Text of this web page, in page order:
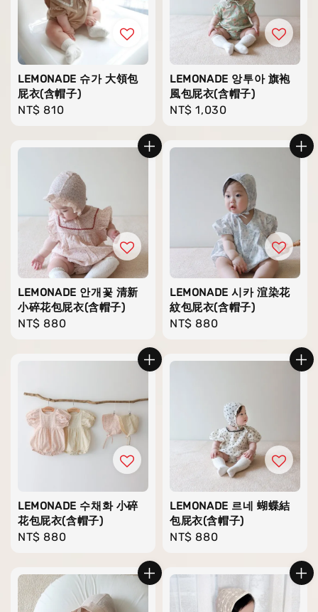
LEMONADE 슈가 大領包
屁衣(含帽子)
Regular
NT$ 810
LEMONADE 앙투아 旗袍
風包屁衣(含帽子)
Regular
NT$ 1,030
LEMONADE 안개꽃 清新
小碎花包屁衣(含帽子)
Regular
NT$ 880
LEMONADE 시카 渲染花
紋包屁衣(含帽子)
Regular
NT$ 880
LEMONADE 수채화 小碎
花包屁衣(含帽子)
Regular
NT$ 880
LEMONADE 르네 蝴蝶結
包屁衣(含帽子)
Regular
NT$ 880